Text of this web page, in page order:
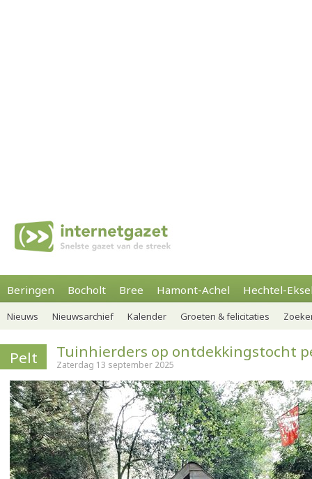
Beringen Bocholt Bree Hamont-Achel Hechtel-
Nieuws Nieuwsarchief Kalender Groeten & felicitaties
Pelt Tuinhierders op ontdekkingstocht
Zaterdag 13 september 2025